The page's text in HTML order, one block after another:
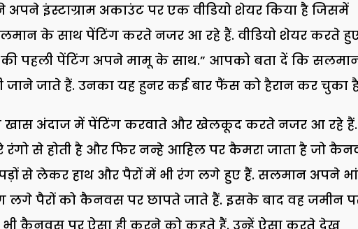
अपने इंस्टाग्राम अकाउंट पर एक वीडियो शेयर किया है जिसमें
के साथ पेंटिंग करते नजर आ रहे हैं. वीडियो शेयर करते
पहली पेंटिंग अपने मामू के साथ.” आपको बता दें कि
जाते हैं. उनका यह हुनर कई बार फैंस को हैरान कर चुका
खास अंदाज में पेंटिंग करवाते और खेलकूद करते नजर आ रहे हैं.
से होती है और फिर नन्हे आहिल पर कैमरा जाता है जो
से लेकर हाथ और पैरों में भी रंग लगे हुए हैं. सलमान अपने
लगे पैरों को कैनवस पर छापते जाते हैं. इसके बाद वह जमीन
कैनवस पर ऐसा ही करने को कहते हैं. उन्हें ऐसा करते देख